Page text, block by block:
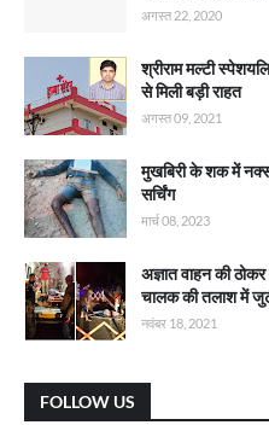
अगस्त 22, 2020
श्रीराम मल्टी
से मिली बड़ी राहत
अगस्त 09, 2021
मुखबिरी के शक में
सर्चिंग
मार्च 08, 2023
अज्ञात वाहन की
चालक की तलाश में
नवंबर 18, 2021
FOLLOW US